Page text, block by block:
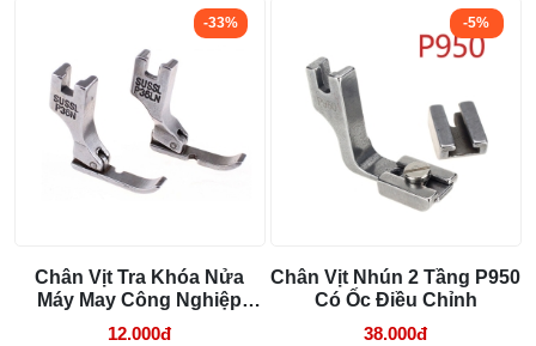
bỏ mũi
Linh kiện máy cắt vải phổ biến và dấu hiệu
cần thay
29/07/2026 09:14 AM
Chân Vịt Tra Khóa Nửa
Máy May Công Nghiệp
(P36N P36LN)
12.000đ
-33%
Chân Vịt Nhún 2 Tầng P950
Có Ốc Điều Chỉnh
38.000đ
-5%